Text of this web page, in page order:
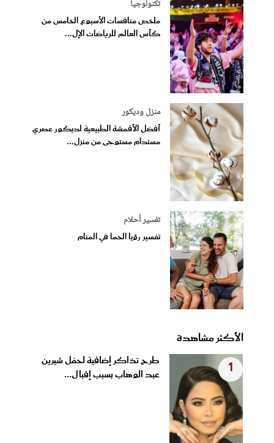
تكنولوجيا
ملخص منافسات الأسبوع الخامس من
كأس العالم للرياضات الإل...
منزل وديكور
أفضل الأقمشة الطبيعية لديكور عصري
مستدام مستوحى من منزل...
تفسير أحلام
تفسير رؤيا الحما في المنام
الأكثر مشاهدة
1
طرح تذاكر إضافية لحفل شيرين
عبد الوهاب بسبب إقبال...